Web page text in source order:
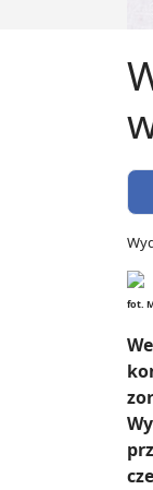
fot.